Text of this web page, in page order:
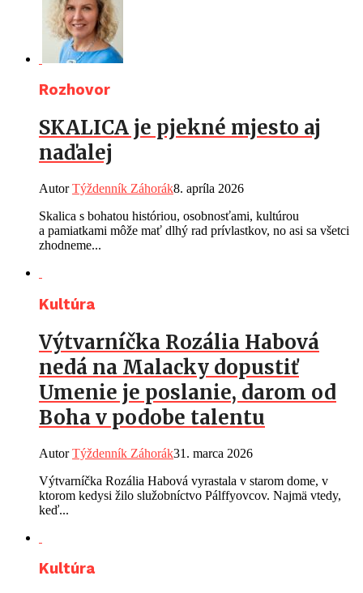
Rozhovor
SKALICA je pjekné mjesto aj
naďalej
AutorTýždenník Záhorák8. apríla 2026
Skalica s bohatou históriou, osobnosťami, kultúrou
a pamiatkami môže mať dlhý rad prívlastkov, no asi sa všetci
zhodneme...
Kultúra
Výtvarníčka Rozália Habová
nedá na Malacky dopustiť
Umenie je poslanie, darom od
Boha v podobe talentu
AutorTýždenník Záhorák31. marca 2026
Výtvarníčka Rozália Habová vyrastala v starom dome, v
ktorom kedysi žilo služobníctvo Pálffyovcov. Najmä vtedy,
keď...
Kultúra